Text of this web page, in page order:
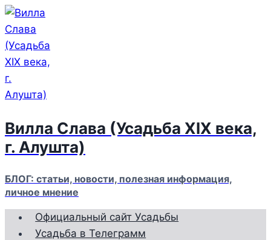
Перейти
к
содержимому
Вилла Слава (Усадьба XIX века,
г. Алушта)
БЛОГ: статьи, новости, полезная информация,
личное мнение
Официальный сайт Усадьбы
Усадьба в Телеграмм